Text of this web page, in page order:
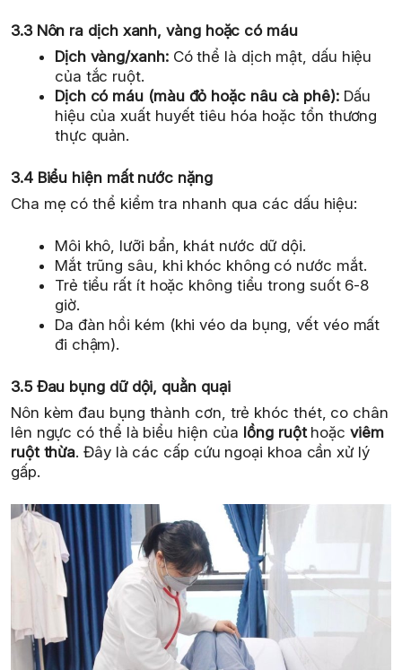
3.3 Nôn ra dịch xanh, vàng hoặc có máu
Dịch vàng/xanh:Có thể là dịch mật, dấu hiệu
của tắc ruột.
Dịch có máu (màu đỏ hoặc nâu cà phê):Dấu
hiệu của xuất huyết tiêu hóa hoặc tổn thương
thực quản.
3.4 Biểu hiện mất nước nặng
Cha mẹ có thể kiểm tra nhanh qua các dấu hiệu:
Môi khô, lưỡi bẩn, khát nước dữ dội.
Mắt trũng sâu, khi khóc không có nước mắt.
Trẻ tiểu rất ít hoặc không tiểu trong suốt 6-8
giờ.
Da đàn hồi kém (khi véo da bụng, vết véo mất
đi chậm).
3.5 Đau bụng dữ dội, quằn quại
Nôn kèm đau bụng thành cơn, trẻ khóc thét, co chân
lên ngực có thể là biểu hiện của lồng ruộthoặc viêm
ruột thừa. Đây là các cấp cứu ngoại khoa cần xử lý
gấp.